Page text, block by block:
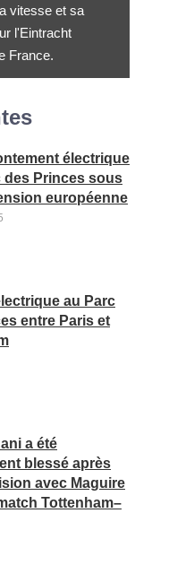
vitesse et sa
l'Eintracht
France.
électrique
des Princes sous
européenne
au Parc
entre Paris et
a été
blessé après
avec Maguire
Tottenham–